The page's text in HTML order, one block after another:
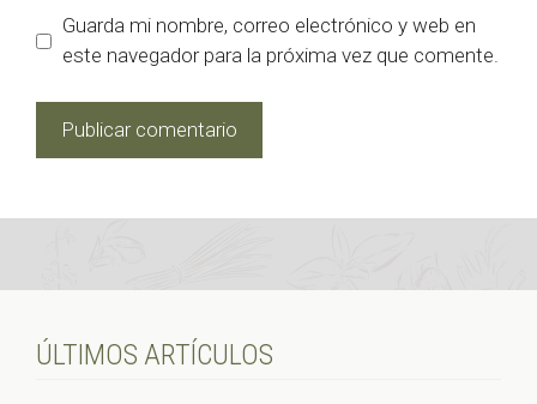
Guarda mi nombre, correo electrónico y web en
este navegador para la próxima vez que comente.
ÚLTIMOS ARTÍCULOS